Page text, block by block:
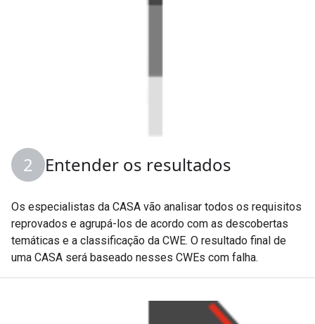
Entender os resultados
Os especialistas da CASA vão analisar todos os requisitos
reprovados e agrupá-los de acordo com as descobertas
temáticas e a classificação da CWE. O resultado final de
uma CASA será baseado nesses CWEs com falha.